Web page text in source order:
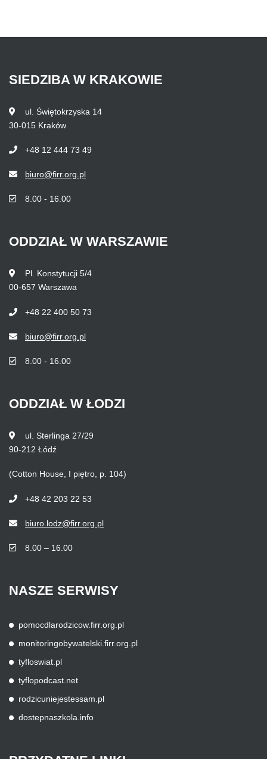
SIEDZIBA W KRAKOWIE
ul. Świętokrzyska 14
30-015 Kraków
+48 12 444 73 49
biuro@firr.org.pl
8.00 - 16.00
ODDZIAŁ W WARSZAWIE
Pl. Konstytucji 5/4
00-657 Warszawa
+48 22 400 50 73
biuro@firr.org.pl
8.00 - 16.00
ODDZIAŁ W ŁODZI
ul. Sterlinga 27/29
90-212 Łódź
(Cotton House, I piętro, p. 104)
+48 42 203 22 53
biuro.lodz@firr.org.pl
8.00 – 16.00
NASZE SERWISY
pomocdlarodzicow.firr.org.pl
monitoringobywatelski.firr.org.pl
tyfloswiat.pl
tyflopodcast.net
rodzicuniejestessam.pl
dostepnaszkola.info